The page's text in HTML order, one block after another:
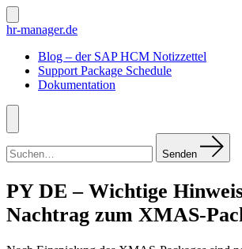
Zum
Inhalt
Suche
ein-/ausblenden
hr-manager.de
Blog – der SAP HCM Notizzettel
Support Package Schedule
Dokumentation
Menü
nach:
Senden
PY DE – Wichtige
Nachtrag zum XMAS-